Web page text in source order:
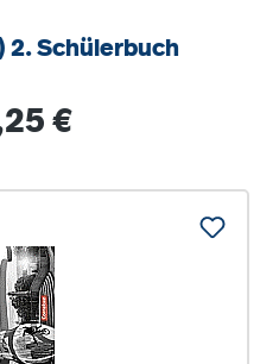
2. Schülerbuch
Preis:
€